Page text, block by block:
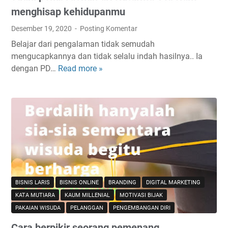
a
K
h
i
d
u
n
S
e
b
e
n
a
r
n
menghisap kehidupanmu
Desember 19, 2020 Posting Komentar
Belajar dari pengalaman tidak semudah
mengucapkannya dan tidak selalu indah hasilnya.. Ia
dengan PD… Read more »
h
p
m
b
o
d
o
h
BISNIS LARIS BISNIS ONLINE BRANDING
DIGITAL MARKETING
KATA MUTIARA
KAUM MILLENIAL
MOTIVASI BIJAK
PAKAIAN WISUDA
PELANGGAN PENGEMBANGAN DIRI